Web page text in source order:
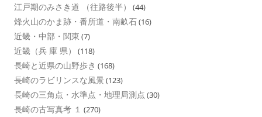
江戸期のみさき道 （往路後半） (44)
烽火山のかま跡・番所道・南畝石(16)
近畿・中部・関東 (7)
近畿（兵 庫 県） (118)
長崎と近県の山野歩き (168)
長崎のラビリンスな風景 (123)
長崎の三角点・水準点・地理局測点 (30)
長崎の古写真考 １ (270)